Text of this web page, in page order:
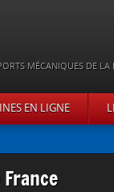
MÉCANIQUES DE
EN LIGNE